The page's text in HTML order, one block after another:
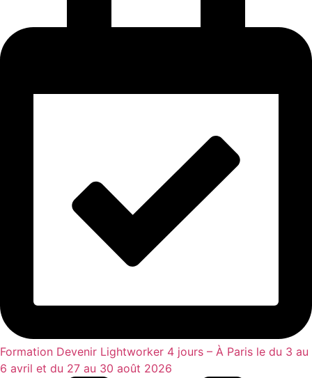
Formation Devenir Lightworker 4 jours – À Paris le du 3 au
6 avril et du 27 au 30 août 2026